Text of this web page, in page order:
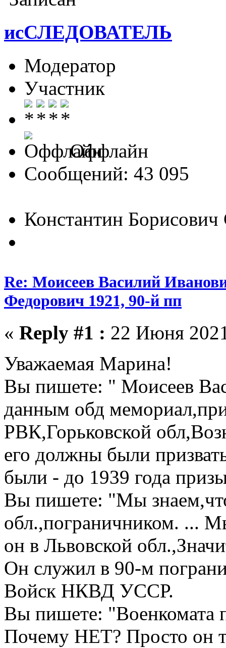
исСЛЕДОВАТЕЛЬ
Модератор
Участник
Оффлайн
Сообщений: 43 095
Константин
Re: Моисеев Василий
Федорович 1921, 90-й пп
« Reply #1 : 22 Июня
Уважаемая Марина!
Вы пишете: " Моисеев
данным обд
РВК,Горьковской
его должны были
были - до 1939 года
Вы пишете: "Мы
обл.,пограничником. ...
он в Львовской
Он служил в 90-м
Войск НКВД УССР.
Вы пишете: "Военкомата
Почему НЕТ? Просто он